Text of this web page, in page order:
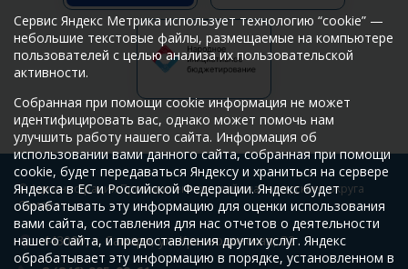
Сервис Яндекс Метрика использует технологию “cookie” —
небольшие текстовые файлы, размещаемые на компьютере
пользователей с целью анализа их пользовательской
активности.
Собранная при помощи cookie информация не может
идентифицировать вас, однако может помочь нам
улучшить работу нашего сайта. Информация об
использовании вами данного сайта, собранная при помощи
cookie, будет передаваться Яндексу и храниться на сервере
Яндекса в ЕС и Российской Федерации. Яндекс будет
обрабатывать эту информацию для оценки использования
вами сайта, составления для нас отчетов о деятельности
нашего сайта, и предоставления других услуг. Яндекс
обрабатывает эту информацию в порядке, установленном в
© Администрация Промышленного района городского округа
Самара
443009, г. Самара, ул. Краснодонская, 32